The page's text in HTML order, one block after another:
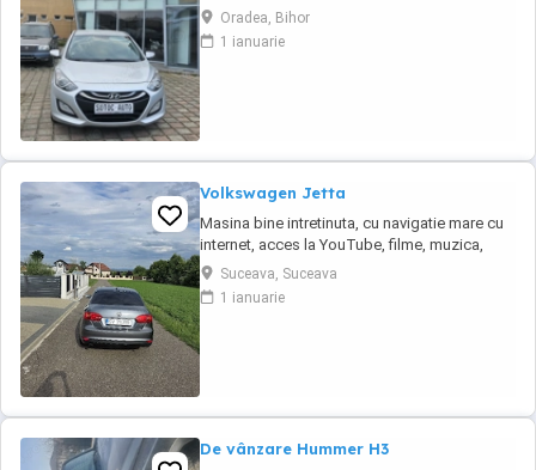
service,inchidere centralizata,servo , radio
cd,incalzire in scaune ,cotiera fata ,geamuri
electrice, vopsea metalizata, proiectoare de
Oradea, Bihor
1 ianuarie
Volkswagen Jetta
Masina bine intretinuta, cu navigatie mare cu
internet, acces la YouTube, filme, muzica,
spotify.
Suceava, Suceava
1 ianuarie
De vânzare Hummer H3